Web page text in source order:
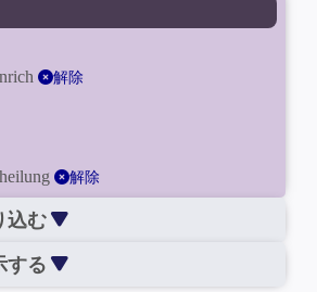
解除
解除
込む
する